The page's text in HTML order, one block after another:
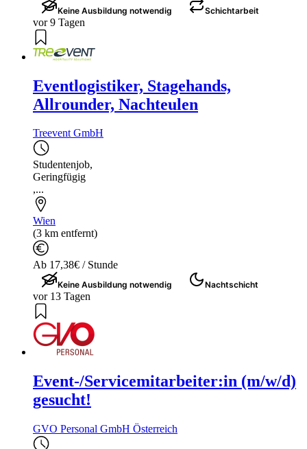
Keine Ausbildung notwendig Schichtarbeit
vor 9 Tagen
Eventlogistiker, Stagehands,
Allrounder, Nachteulen
Treevent GmbH
Studentenjob,
Geringfügig
,...
Wien
(3 km entfernt)
Ab 17,38€ / Stunde
Keine Ausbildung notwendig Nachtschicht
vor 13 Tagen
Event-/Servicemitarbeiter:in (m/w/d)
gesucht!
GVO Personal GmbH Österreich